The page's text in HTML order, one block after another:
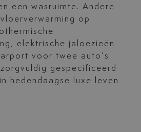
een wasruimte. Andere
op
elektrische jaloezieën
voor twee auto’s.
gespecificeerd
hedendaagse luxe leven